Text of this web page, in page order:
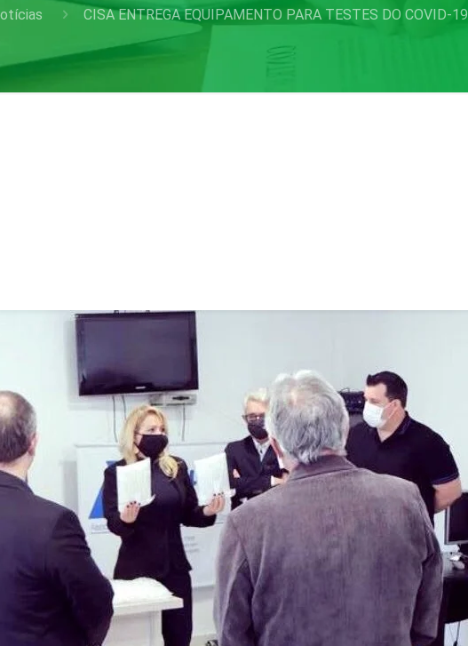
CISA ENTREGA EQUIPAMENTO PARA TESTES DO COVID-19